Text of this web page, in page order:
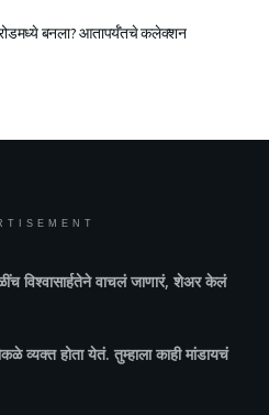
बनला? आतापर्यँतचे कलेक्शन
विश्वासार्हतेने वाचलं जाणारं, शेअर केलं
व्यक्त होता येतं. तुम्हाला काही मांडायचं